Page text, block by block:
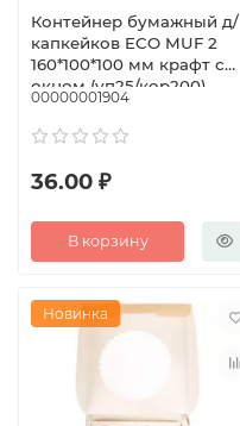
Контейнер бумажный д/
капкейков ECO MUF 2
160*100*100 мм крафт с
окном (уп25/кор200)
00000001904
36.00 ₽
В корзину
Новинка